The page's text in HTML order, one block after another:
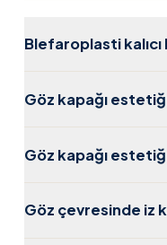
Blefaroplasti
Ancak yaşlanma
Göz kapağı
altında
Göz kapağı estetiği
ilk birkaç gün hafif
Göz çevresinde iz